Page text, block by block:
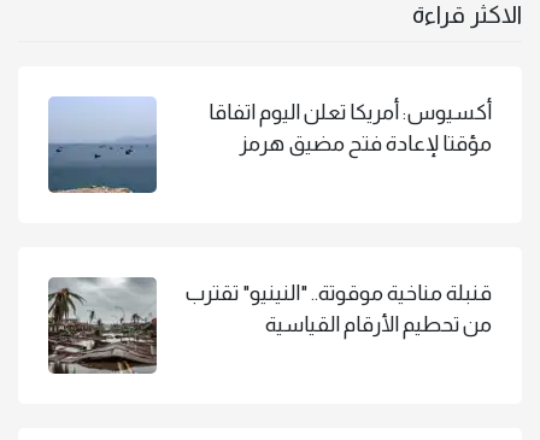
الاكثر قراءة
أكسيوس: أمريكا تعلن اليوم اتفاقا
مؤقتا لإعادة فتح مضيق هرمز
قنبلة مناخية موقوتة.. "النينيو" تقترب
من تحطيم الأرقام القياسية